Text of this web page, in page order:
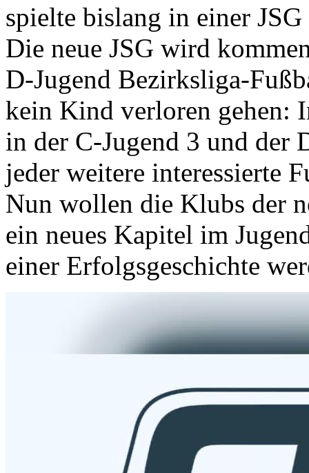
spielte bislang in einer
Die neue JSG wird
D-Jugend Bezirksliga-
kein Kind verloren gehen:
in der C-Jugend 3 und der
jeder weitere interessierte
Nun wollen die Klubs der
ein neues Kapitel im
einer Erfolgsgeschichte